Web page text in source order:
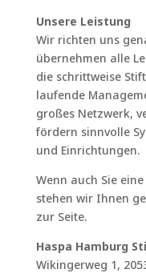
Unsere Leistung
Wir richten uns
übernehmen alle
die schrittweise
laufende
großes Netzwerk,
fördern sinnvolle
und Einrichtungen.
Wenn auch Sie
stehen wir Ihnen
zur Seite.
Haspa Hamburg
Wikingerweg 1,